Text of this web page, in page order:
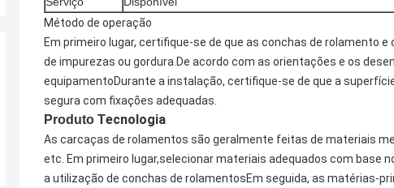
Método de operação
Em primeiro lugar, certifique-se de que as conchas de rolamento
de impurezas ou gordura.De acordo com as orientações e os
equipamentoDurante a instalação, certifique-se de que a
segura com fixações adequadas.
Produto Tecnologia
As carcaças de rolamentos são geralmente feitas de materiais
etc. Em primeiro lugar,selecionar materiais adequados com base
a utilização de conchas de rolamentosEm seguida, as matérias-